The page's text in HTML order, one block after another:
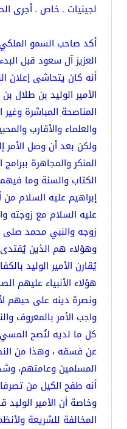
لجينيات ـ خاص ـ أجرى
أكد صاحب السمو
العزيز آل سعود قبل
أنه كان يتحاشى إعلان
الأمير الوليد بن طلال
المناصحة المباشرة
والعلماء والأقارب
ولكن بعد أن وصل الأمر
المنكر والمجاهرة
الكتاب والسنة وما
إبراهيم عليه السلام
عليه السلام مع زوجته
زوجه والنبي محمد صلى
وهؤلاء هم الذين
يُقارن الأمير الوليد
هؤلاء الأنبياء عليهم
ونصرة دينه على حبهم
واجب الأمر بالمعروف
كل ما لديه لنُصح
عن فسقه ، وهذا من
المسلمين وعامتهم،
أنه طفح الكيل من
وخاصة أن الأمير
المخالفة للشريعة